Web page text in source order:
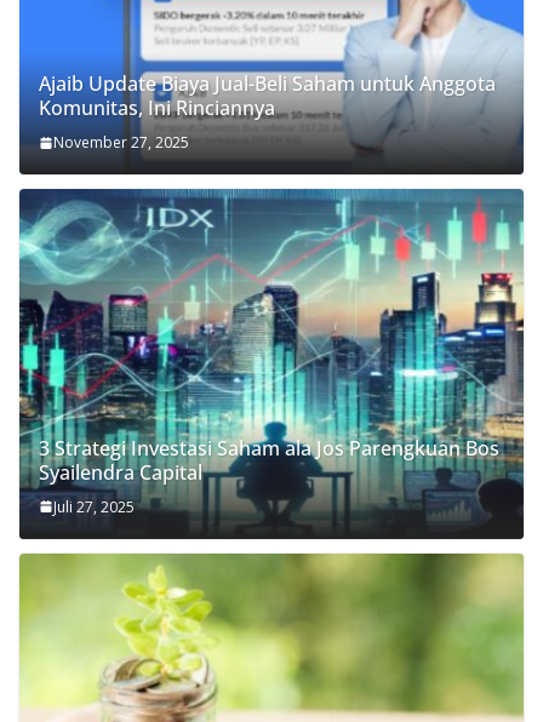
Ajaib Update Biaya Jual-Beli Saham untuk Anggota
Komunitas, Ini Rinciannya
November 27, 2025
3 Strategi Investasi Saham ala Jos Parengkuan Bos
Syailendra Capital
Juli 27, 2025